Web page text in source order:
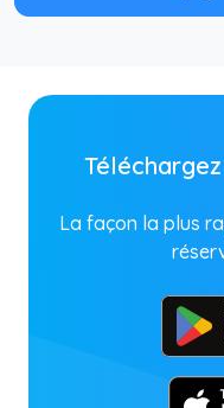
La façon la plus